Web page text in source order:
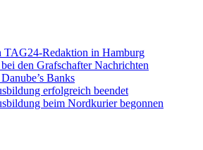
TAG24-Redaktion in Hamburg
den Grafschafter Nachrichten
Banks
erfolgreich beendet
beim Nordkurier begonnen